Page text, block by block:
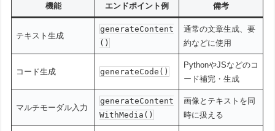
機能 エンドポイント例 備考
テキスト生成
generateContent
()
通常の文章生成、要
約などに使用
コード生成 generateCode()
PythonやJSなどのコ
ード補完・生成
マルチモーダル入力
generateContent
WithMedia()
画像とテキストを同
時に扱える